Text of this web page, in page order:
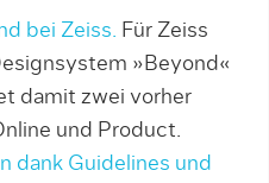
bei Zeiss. Für Zeiss
»Beyond«
damit zwei vorher
und Product.
dank Guidelines und